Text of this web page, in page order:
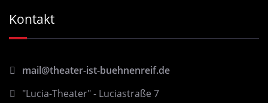
Kontakt
mail@theater-ist-buehnenreif.de
"Lucia-Theater" - Luciastraße 7